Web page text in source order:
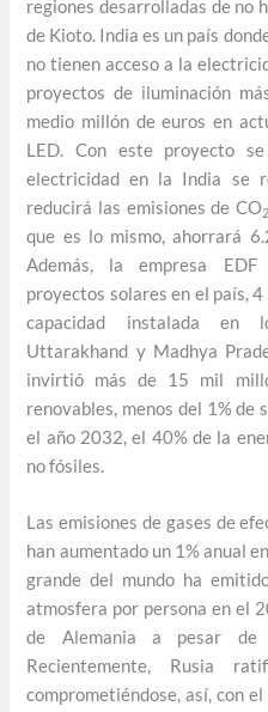
regiones desarrolladas de no
de Kioto. India es un país
no tienen acceso a la
proyectos de iluminación
medio millón de euros en
LED. Con este proyecto
electricidad en la India se
reducirá las emisiones de CO2
que es lo mismo, ahorrará
Además, la empresa EDF
proyectos solares en el país,
capacidad instalada en
Uttarakhand y Madhya
invirtió más de 15 mil
renovables, menos del 1% de
el año 2032, el 40% de la
no fósiles.
Las emisiones de gases de
han aumentado un 1% anual
grande del mundo ha
atmosfera por persona en el
de Alemania a pesar
Recientemente, Rusia
comprometiéndose, así, con